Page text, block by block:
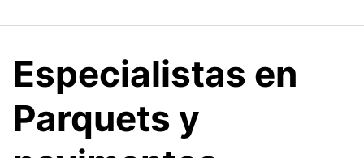
Especialistas en
Parquets y